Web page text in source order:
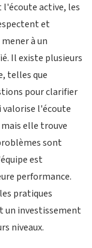
l'écoute active, les
et
à un
Il existe plusieurs
telles que
pour clarifier
valorise l'écoute
elle trouve
sont
est
performance.
pratiques
un investissement
niveaux.